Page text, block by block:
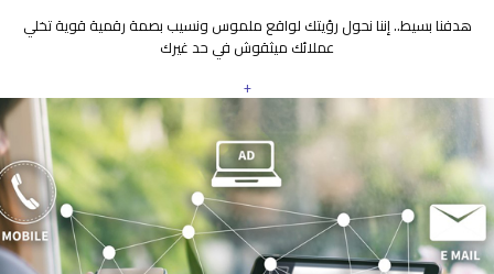
هدفنا بسيط.. إننا نحول رؤيتك لواقع ملموس ونسيب بصمة رقمية قوية تخلي
عملائك ميثقوش في حد غيرك
+